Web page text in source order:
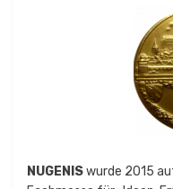
NUGENISwurde 2015